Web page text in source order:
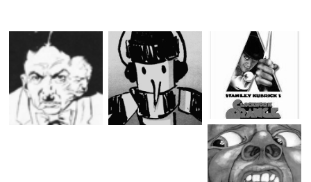
Dylan Dog n.473 “My
splatter Valentine”
Diabolik Anno XII
n.11 (242) “La fine di
Diabolik”
ULTIMI ARTICOLI BLOG